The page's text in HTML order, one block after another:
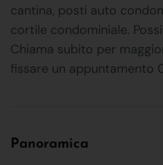
cantina, posti auto
cortile condominiale.
Chiama subito per
fissare un appuntamento
Panoramica